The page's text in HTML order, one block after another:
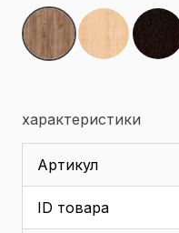
характеристики
Артикул
ID товара